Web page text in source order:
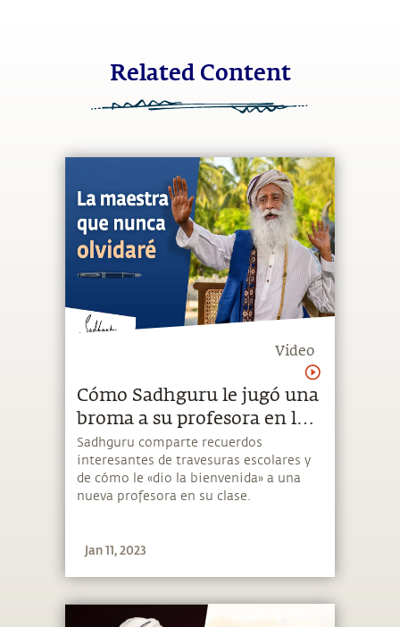
Related Content
Video
Cómo Sadhguru le jugó una
broma a su profesora en la
escuela | Sadhguru Español
Sadhguru comparte recuerdos
interesantes de travesuras escolares y
de cómo le «dio la bienvenida» a una
nueva profesora en su clase.
Jan 11, 2023